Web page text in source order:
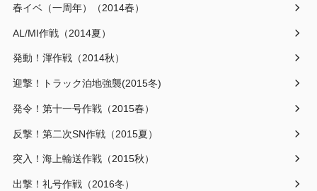
春イベ（一周年）（2014春）
AL/MI作戦（2014夏）
発動！渾作戦（2014秋）
迎撃！トラック泊地強襲(2015冬)
発令！第十一号作戦（2015春）
反撃！第二次SN作戦（2015夏）
突入！海上輸送作戦（2015秋）
出撃！礼号作戦（2016冬）